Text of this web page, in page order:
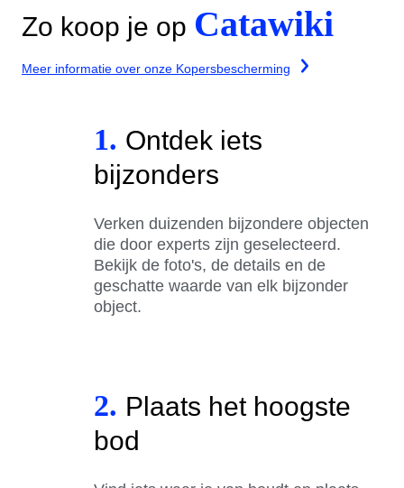
Zo koop je op Catawiki
Meer informatie over onze Kopersbescherming
1. Ontdek iets
bijzonders
Verken duizenden bijzondere objecten
die door experts zijn geselecteerd.
Bekijk de foto's, de details en de
geschatte waarde van elk bijzonder
object.
2. Plaats het hoogste
bod